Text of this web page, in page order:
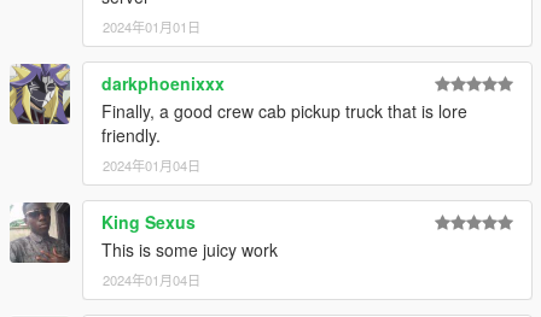
DO NOT REUPLOAD OR EDIT FOR WITHOUT MY
PERMISSION.2024年01月01日
darkphoenixxx
Finally, a good crew cab pickup truck that is lore
friendly.
2024年01月04日
King Sexus
This is some juicy work
2024年01月04日